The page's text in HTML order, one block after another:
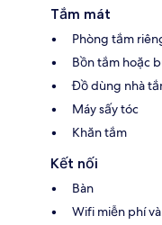
Tắm mát
Phòng tắm
Bồn tắm hoặc
Đồ dùng nhà
Máy sấy tóc
Khăn tắm
Kết nối
Bàn
Wifi miễn phí